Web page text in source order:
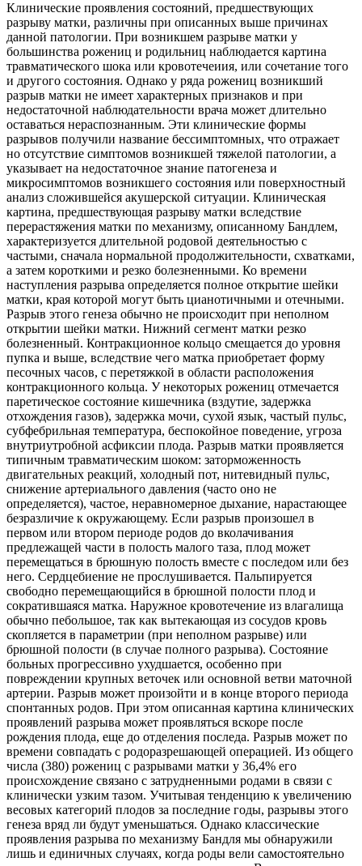
Клинические проявления состояний, предшествующих
разрыву матки, различны при описанных выше причинах
данной патологии. При возникшем разрыве матки у
большинства рожениц и родильниц наблюдается картина
травматического шока или кровотечеиия, или сочетание того
и другого состояния. Однако у ряда рожениц возникший
разрыв матки не имеет характерных признаков и при
недостаточной наблюдательности врача может длительно
оставаться нераспознанным. Эти клинические формы
разрывов получили название бессимптомных, что отражает
но отсутствие симптомов возникшей тяжелой патологии, а
указывает на недостаточное знание патогенеза и
микросимптомов возникшего состояния или поверхностный
анализ сложившейся акушерской ситуации. Клиническая
картина, предшествующая разрыву матки вследствие
перерастяжения матки по механизму, описанному Бандлем,
характеризуется длительной родовой деятельностью с
частыми, сначала нормальной продолжительности, схватками,
а затем короткими и резко болезненными. Ко времени
наступления разрыва определяется полное открытие шейки
матки, края которой могут быть цианотичными и отечными.
Разрыв этого генеза обычно не происходит при неполном
открытии шейки матки. Нижний сегмент матки резко
болезненный. Контракционное кольцо смещается до уровня
пупка и выше, вследствие чего матка приобретает форму
песочных часов, с перетяжкой в области расположения
контракционного кольца. У некоторых рожениц отмечается
паретическое состояние кишечника (вздутие, задержка
отхождения газов), задержка мочи, сухой язык, частый пульс,
субфебрильная температура, беспокойное поведение, угроза
внутриутробной асфиксии плода. Разрыв матки проявляется
типичным травматическим шоком: заторможенность
двигательных реакций, холодный пот, нитевидный пульс,
снижение артериального давления (часто оно не
определяется), частое, неравномерное дыхание, нарастающее
безразличие к окружающему. Если разрыв произошел в
первом или втором периоде родов до вколачивания
предлежащей части в полость малого таза, плод может
перемещаться в брюшную полость вместе с последом или без
него. Сердцебиение не прослушивается. Пальпируется
свободно перемещающийся в брюшной полости плод и
сократившаяся матка. Наружное кровотечение из влагалища
обычно пебольшое, так как вытекающая из сосудов кровь
скопляется в параметрии (при неполном разрыве) или
брюшной полости (в случае полного разрыва). Состояние
больных прогрессивно ухудшается, особенно при
повреждении крупных веточек или основной ветви маточной
артерии. Разрыв может произойти и в конце второго периода
спонтанных родов. При этом описанная картина клинических
проявлений разрыва может проявляться вскоре после
рождения плода, еще до отделения последа. Разрыв может по
времени совпадать с родоразрешающей операцией. Из общего
числа (380) рожениц с разрывами матки у 36,4% его
происхождение связано с затрудненными родами в связи с
клинически узким тазом. Учитывая тенденцию к увеличению
весовых категорий плодов за последние годы, разрывы этого
генеза вряд ли будут уменьшаться. Однако классические
проявления разрыва по механизму Бандля мы обнаружили
лишь и единичных случаях, когда роды вели самостоятельно